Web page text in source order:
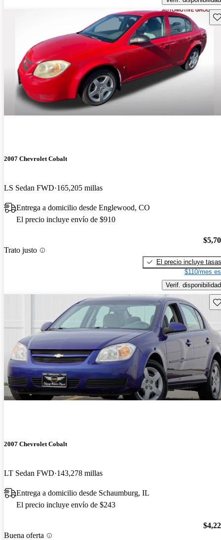
2007 Chevrolet Cobalt
LS Sedan FWD 165,205 millas
Entrega a domicilio desde Englewood, CO
El precio incluye envío de $910
Trato justo
El precio incluye tasas
$110/mes
Verif. disponibilidad
2007 Chevrolet Cobalt
LT Sedan FWD 143,278 millas
Entrega a domicilio desde Schaumburg, IL
El precio incluye envío de $243
Buena oferta